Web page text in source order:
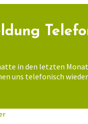
in den letzten
uns telefonisch